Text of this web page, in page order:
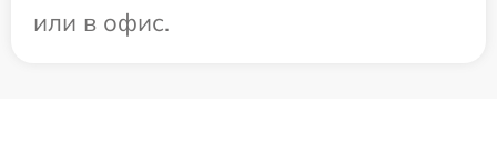
или в офис.